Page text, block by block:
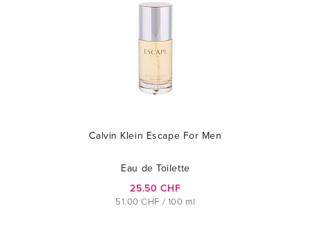
Calvin Klein Escape For Men
Eau de Toilette
25.50 CHF
51.00 CHF / 100 ml